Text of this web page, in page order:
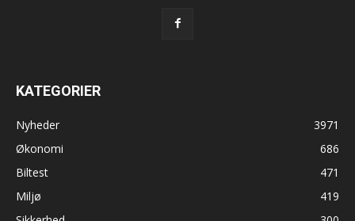
KATEGORIER
Nyheder
3971
Økonomi
686
Biltest
471
Miljø
419